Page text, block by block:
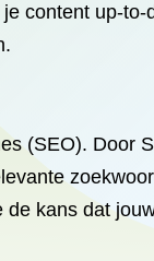
content up-to-
(SEO). Door
de kans dat